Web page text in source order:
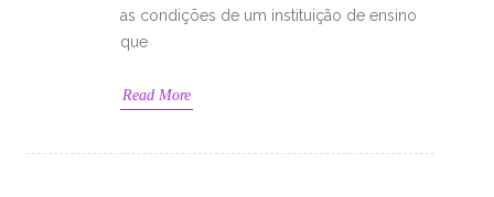
as condições de um instituição de ensino
que
Read More